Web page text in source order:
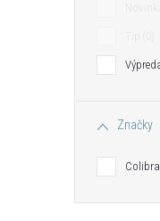
Značky
Colibra